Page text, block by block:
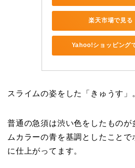
楽天市場で見る
Yahoo!ショッピング
スライムの姿をした「きゅうす」
普通の急須は渋い色をしたものが
ムカラーの青を基調としたこと
に仕上がってます。